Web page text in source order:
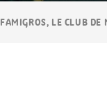
FAMIGROS, LE CLUB DE